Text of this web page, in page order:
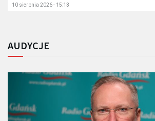
10 sierpnia 2026 - 15:13
AUDYCJE